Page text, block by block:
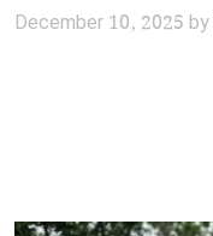
December 10, 2025 by